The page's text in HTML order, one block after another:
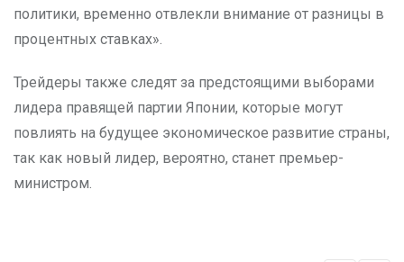
политики, временно отвлекли внимание от разницы в
процентных ставках».
Трейдеры также следят за предстоящими выборами
лидера правящей партии Японии, которые могут
повлиять на будущее экономическое развитие страны,
так как новый лидер, вероятно, станет премьер-
министром.